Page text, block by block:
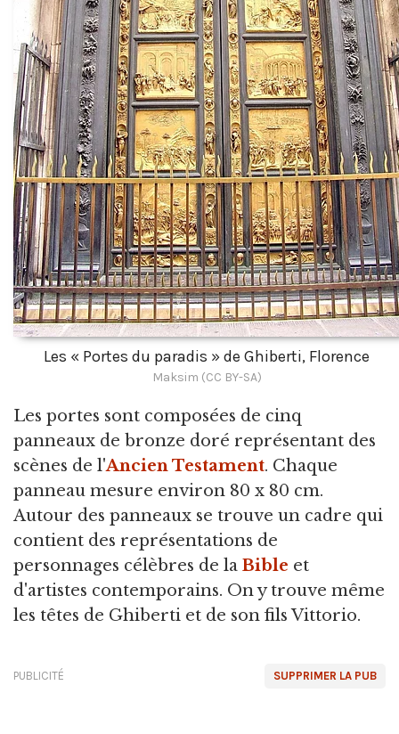
Les « Portes du paradis » de Ghiberti, Florence
Maksim (CC BY-SA)
Les portes sont composées de cinq
panneaux de bronze doré représentant des
scènes de l'Ancien Testament. Chaque
panneau mesure environ 80 x 80 cm.
Autour des panneaux se trouve un cadre qui
contient des représentations de
personnages célèbres de la Bible et
d'artistes contemporains. On y trouve même
les têtes de Ghiberti et de son fils Vittorio.
SUPPRIMER LA PUB
PUBLICITÉ